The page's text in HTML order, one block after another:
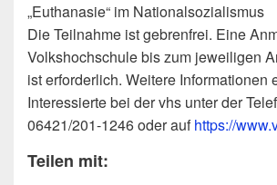
„Euthanasie“ im Nationalsozialismus
Die Teilnahme ist gebrenfrei. Eine
Volkshochschule bis zum jeweiligen
ist erforderlich. Weitere Informationen
Interessierte bei der vhs unter der
06421/201-1246 oder aufhttps://
Teilen mit: